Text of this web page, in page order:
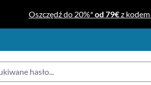
Oszczędź do 20%*od 79€z kodem